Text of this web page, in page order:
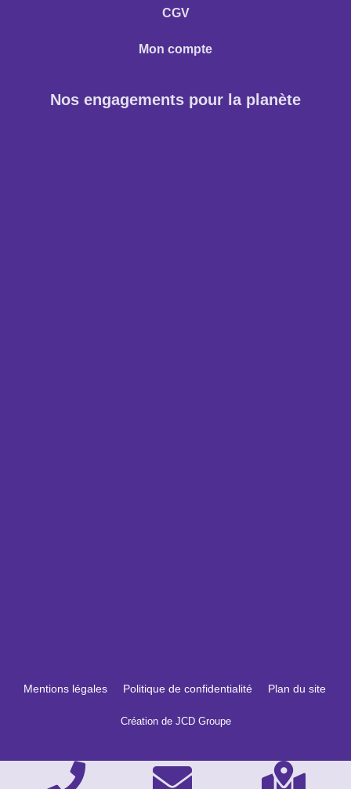
CGV
Mon compte
Nos engagements pour la planète
Mentions légales Politique de confidentialité Plan du site
Création de JCD Groupe